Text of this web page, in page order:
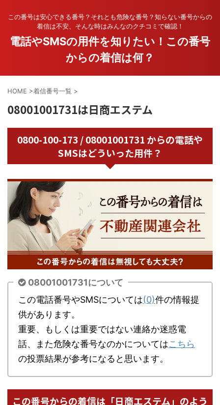
この番号は安心できる番号？それとも危険な番号？知らない番号からの
着信は不安、そんな時はみんなのクチコミで確認！
電話やSMSの用件を知りたい！この番号
からの着信は何？
HOME >着信番号一覧 >
08001001731は日商エステム
0800-100-173 / 08001001731 からの電話や
SMSはどういった用件？
08001001731について
この電話番号やSMSについては(0)件の情報提
供があります。
重要、もしくは重要ではない連絡か迷惑電
話、また危険な番号なのかについてはこちら
の投票結果が参考になると思います。
この番号からの着信は「日商エステム」のよう